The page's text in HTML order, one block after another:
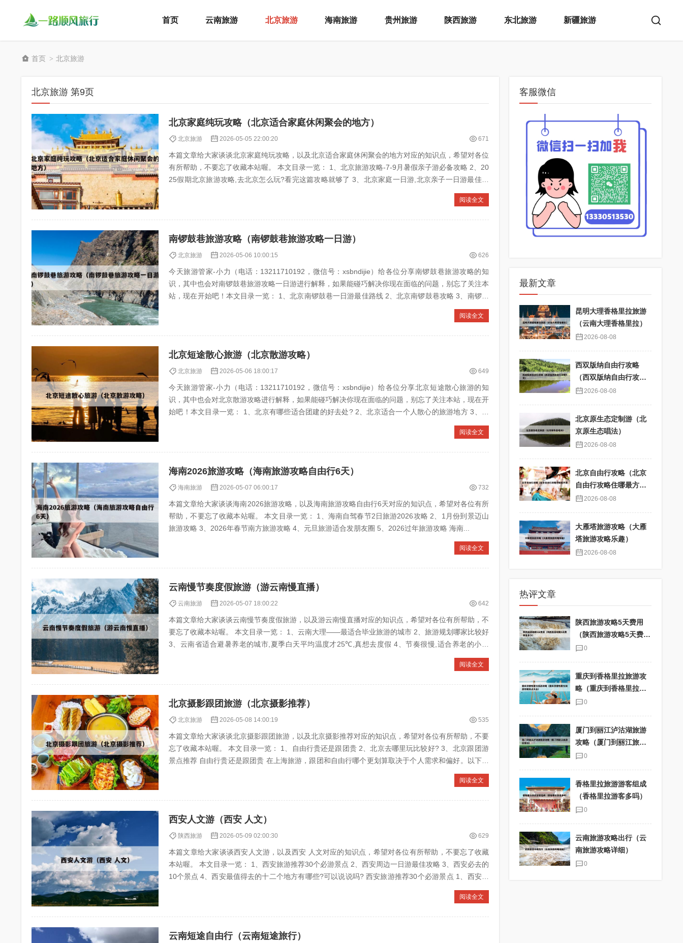
首页 云南旅游 北京旅游 海南旅游 贵州旅游 陕西旅游 东北旅游 新疆旅游
首页 > 北京旅游
北京旅游 第9页
北京家庭纯玩攻略（北京适合家庭休闲聚会的地方）
北京旅游 2026-05-05 22:00:20 671
本篇文章给大家谈谈北京家庭纯玩攻略，以及北京适合家庭休闲聚会的地方对应的知识点，希望对各位
有所帮助，不要忘了收藏本站喔。 本文目录一览： 1、北京旅游攻略-7-9月暑假亲子游必备攻略 2、20
25假期北京旅游攻略,去北京怎么玩?看完这篇攻略就够了 3、北京家庭一日游,北京亲子一日游最佳景
阅读全文
南锣鼓巷旅游攻略（南锣鼓巷旅游攻略一日游）
北京旅游 2026-05-06 10:00:15 626
今天旅游管家-小力（电话：13211710192，微信号：xsbndijie）给各位分享南锣鼓巷旅游攻略的知
识，其中也会对南锣鼓巷旅游攻略一日游进行解释，如果能碰巧解决你现在面临的问题，别忘了关注本
站，现在开始吧！本文目录一览： 1、北京南锣鼓巷一日游最佳路线 2、北京南锣鼓巷攻略 3、南锣鼓
阅读全文
北京短途散心旅游（北京散游攻略）
北京旅游 2026-05-06 18:00:17 649
今天旅游管家-小力（电话：13211710192，微信号：xsbndijie）给各位分享北京短途散心旅游的知
识，其中也会对北京散游攻略进行解释，如果能碰巧解决你现在面临的问题，别忘了关注本站，现在开
始吧！本文目录一览： 1、北京有哪些适合团建的好去处? 2、北京适合一个人散心的旅游地方 3、北
阅读全文
海南2026旅游攻略（海南旅游攻略自由行6天）
海南旅游 2026-05-07 06:00:17 732
本篇文章给大家谈谈海南2026旅游攻略，以及海南旅游攻略自由行6天对应的知识点，希望对各位有所
帮助，不要忘了收藏本站喔。 本文目录一览： 1、海南自驾春节2日旅游2026攻略 2、1月份到景迈山
旅游攻略 3、2026年春节南方旅游攻略 4、元旦旅游适合发朋友圈 5、2026过年旅游攻略 海南...
阅读全文
云南慢节奏度假旅游（游云南慢直播）
云南旅游 2026-05-07 18:00:22 642
本篇文章给大家谈谈云南慢节奏度假旅游，以及游云南慢直播对应的知识点，希望对各位有所帮助，不
要忘了收藏本站喔。 本文目录一览： 1、云南大理——最适合毕业旅游的城市 2、旅游规划哪家比较好
3、云南省适合避暑养老的城市,夏季白天平均温度才25℃,真想去度假 4、节奏很慢,适合养老的小城
阅读全文
北京摄影跟团旅游（北京摄影推荐）
北京旅游 2026-05-08 14:00:19 535
本篇文章给大家谈谈北京摄影跟团旅游，以及北京摄影推荐对应的知识点，希望对各位有所帮助，不要
忘了收藏本站喔。 本文目录一览： 1、自由行贵还是跟团贵 2、北京去哪里玩比较好? 3、北京跟团游
景点推荐 自由行贵还是跟团贵 在上海旅游，跟团和自由行哪个更划算取决于个人需求和偏好。以下是
阅读全文
西安人文游（西安 人文）
陕西旅游 2026-05-09 02:00:30 629
本篇文章给大家谈谈西安人文游，以及西安 人文对应的知识点，希望对各位有所帮助，不要忘了收藏
本站喔。 本文目录一览： 1、西安旅游推荐30个必游景点 2、西安周边一日游最佳攻略 3、西安必去的
10个景点 4、西安最值得去的十二个地方有哪些?可以说说吗? 西安旅游推荐30个必游景点 1、西安旅
阅读全文
云南短途自由行（云南短途旅行）
客服微信
最新文章
昆明大理香格里拉旅游
（云南大理香格里拉）
2026-08-08
西双版纳自由行攻略
（西双版纳自由行攻略5
天）2026-08-08
北京原生态定制游（北
京原生态唱法）
2026-08-08
北京自由行攻略（北京
自由行攻略住哪最方
便）2026-08-08
大雁塔旅游攻略（大雁
塔旅游攻略乐趣）
2026-08-08
热评文章
陕西旅游攻略5天费用
（陕西旅游攻略5天费用
是多少）
0
重庆到香格里拉旅游攻
略（重庆到香格里拉旅
游攻略景点大全）
0
厦门到丽江泸沽湖旅游
攻略（厦门到丽江旅游
团报价）
0
香格里拉旅游游客组成
（香格里拉游客多吗）
0
云南旅游攻略出行（云
南旅游攻略详细）
0